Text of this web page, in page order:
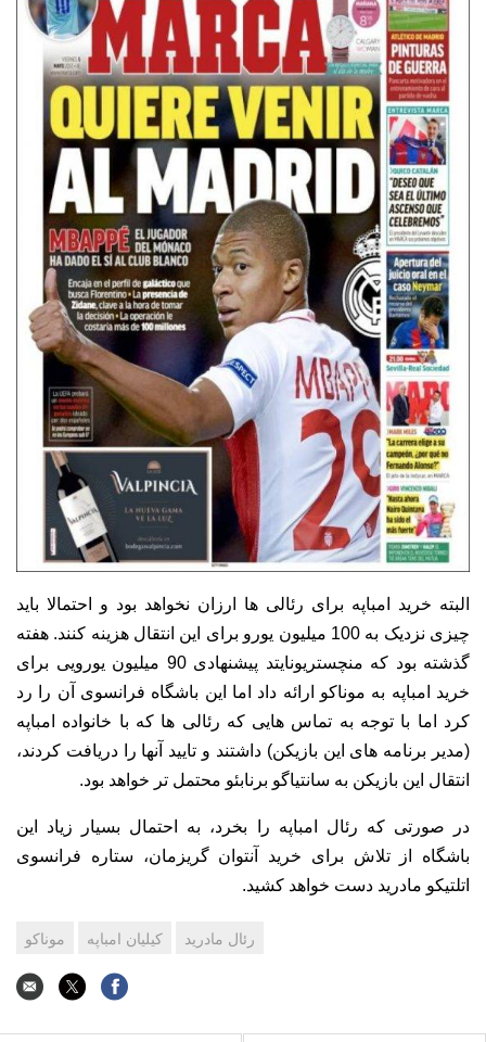
البته خرید امباپه برای رئالی ها ارزان نخواهد بود و احتمالا باید
چیزی نزدیک به 100 میلیون یورو برای این انتقال هزینه کنند. هفته
گذشته بود که منچستریونایتد پیشنهادی 90 میلیون یورویی برای
خرید امباپه به موناکو ارائه داد اما این باشگاه فرانسوی آن را رد
کرد اما با توجه به تماس هایی که رئالی ها که با خانواده امباپه
(مدیر برنامه های این بازیکن) داشتند و تایید آنها را دریافت کردند،
انتقال این بازیکن به سانتیاگو برنابئو محتمل تر خواهد بود.
در صورتی که رئال امباپه را بخرد، به احتمال بسیار زیاد این
باشگاه از تلاش برای خرید آنتوان گریزمان، ستاره فرانسوی
اتلتیکو مادرید دست خواهد کشید.
رئال مادرید کیلیان امباپه موناکو